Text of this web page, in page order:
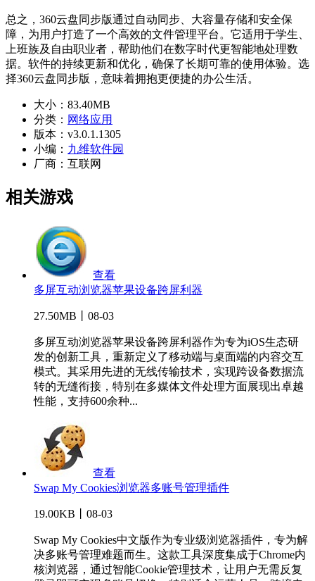
总之，360云盘同步版通过自动同步、大容量存储和安全保
障，为用户打造了一个高效的文件管理平台。它适用于学生、
上班族及自由职业者，帮助他们在数字时代更智能地处理数
据。软件的持续更新和优化，确保了长期可靠的使用体验。选
择360云盘同步版，意味着拥抱更便捷的办公生活。
大小： 83.40MB
分类： 网络应用
版本： v3.0.1.1305
小编： 九维软件园
厂商： 互联网
相关游戏
查看
多屏互动浏览器苹果设备跨屏利器
27.50MB丨08-03
多屏互动浏览器苹果设备跨屏利器作为专为iOS生态研
发的创新工具，重新定义了移动端与桌面端的内容交互
模式。其采用先进的无线传输技术，实现跨设备数据流
转的无缝衔接，特别在多媒体文件处理方面展现出卓越
性能，支持600余种...
查看
Swap My Cookies浏览器多账号管理插件
19.00KB丨08-03
Swap My Cookies中文版作为专业级浏览器插件，专为解
决多账号管理难题而生。这款工具深度集成于Chrome内
核浏览器，通过智能Cookie管理技术，让用户无需反复